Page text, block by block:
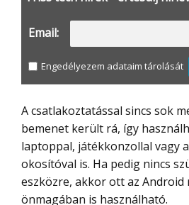
Email:
Engedélyezem adataim tárolását
A csatlakoztatással sincs sok megkötés. HDMI
bemenet került rá, így
laptoppal, játékkonzollal vagy
okosítóval is. Ha pedig nincs
eszközre, akkor ott az Android
önmagában is használható.